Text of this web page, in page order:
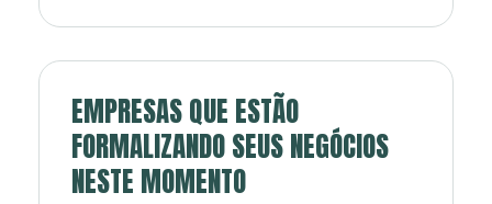
EMPRESAS QUE ESTÃO
FORMALIZANDO SEUS NEGÓCIOS
NESTE MOMENTO